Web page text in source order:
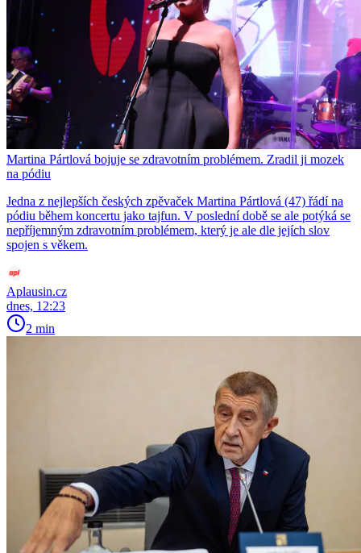
Martina Pártlová bojuje se zdravotním problémem. Zradil ji mozek
na pódiu
Jedna z nejlepších českých zpěvaček Martina Pártlová (47) řádí na
pódiu během koncertu jako tajfun. V poslední době se ale potýká se
nepříjemným zdravotním problémem, který je ale dle jejích slov
spojen s věkem.
Aplausin.cz
dnes, 12:23
2 min